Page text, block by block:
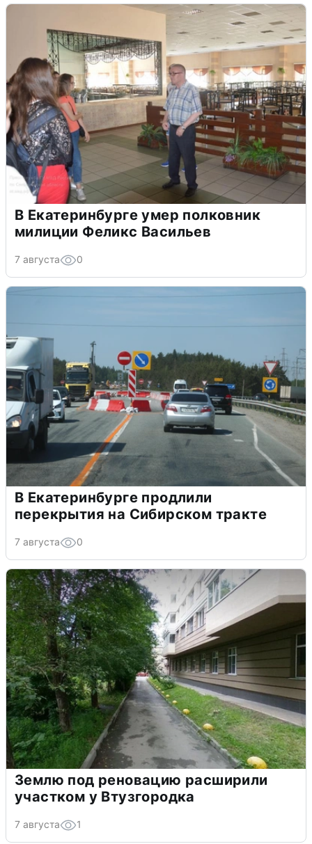
В Екатеринбурге умер полковник
милиции Феликс Васильев
7 августа 0
В Екатеринбурге продлили
перекрытия на Сибирском тракте
7 августа 0
Землю под реновацию расширили
участком у Втузгородка
7 августа 1